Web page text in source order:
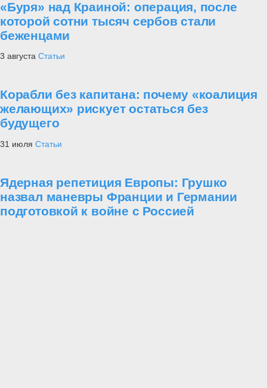
«Буря» над Краиной: операция, после
которой сотни тысяч сербов стали
беженцами
3 августа Статьи
Корабли без капитана: почему «коалиция
желающих» рискует остаться без
будущего
31 июля Статьи
Ядерная репетиция Европы: Грушко
назвал маневры Франции и Германии
подготовкой к войне с Россией